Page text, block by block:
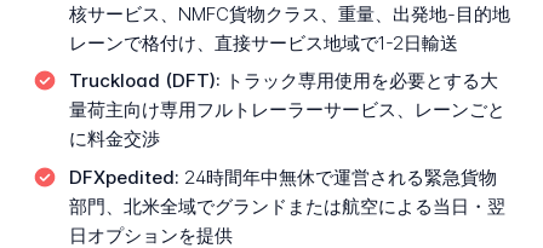
核サービス、NMFC貨物クラス、重量、出発地-目的地
レーンで格付け、直接サービス地域で1-2日輸送
Truckload (DFT): トラック専用使用を必要とする大
量荷主向け専用フルトレーラーサービス、レーンごと
に料金交渉
DFXpedited: 24時間年中無休で運営される緊急貨物
部門、北米全域でグランドまたは航空による当日・翌
日オプションを提供